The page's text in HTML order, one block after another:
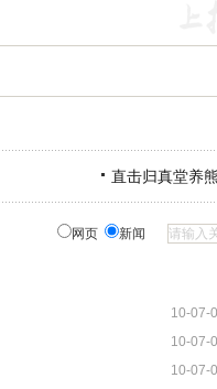
直击归真堂养
网页 新闻
10-07-
10-07-
10-07-